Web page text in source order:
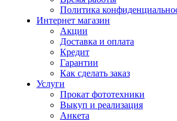
Политика
Интернет магазин
Акции
Доставка и оплата
Кредит
Гарантии
Как сделать заказ
Услуги
Прокат фототехники
Выкуп и реализация
Анкета